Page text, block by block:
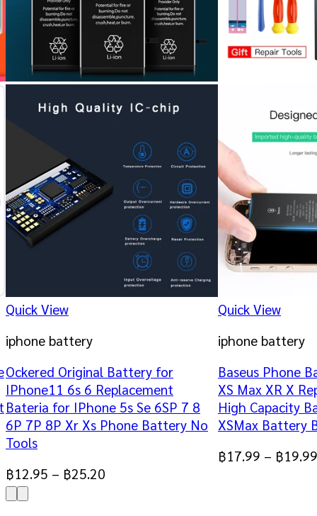
Quick View
iphone battery
Ockered Original Battery for
IPhone11 6s 6 Replacement
Bateria for IPhone 5s Se 6SP 7 8
6P 7P 8P Xr Xs Phone Battery No
Tools
฿12.95 – ฿25.20
Quick View
iphone battery
Baseus Phone
XS Max XR X
High Capacity
XSMax Battery
฿17.99 – ฿19.99